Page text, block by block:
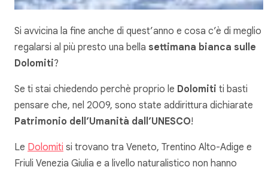
Si avvicina la fine anche di quest’anno e cosa c’è di meglio
regalarsi al più presto una bella settimana bianca sulle
Dolomiti?
Se ti stai chiedendo perchè proprio le Dolomiti ti basti
pensare che, nel 2009, sono state addirittura dichiarate
Patrimonio dell’Umanità dall’UNESCO!
Le Dolomiti si trovano tra Veneto, Trentino Alto-Adige e
Friuli Venezia Giulia e a livello naturalistico non hanno